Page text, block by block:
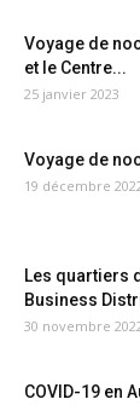
Voyage de
et le Centre...
25 janvier 2023
Voyage de
19 décembre
Les quartiers
Business
30 novembre
COVID-19 en